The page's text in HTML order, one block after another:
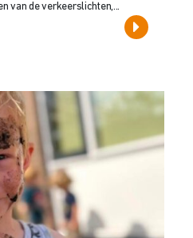
van de verkeerslichten,...